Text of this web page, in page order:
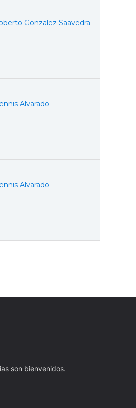
Gonzalez Saavedra
Alvarado
Alvarado
son bienvenidos.